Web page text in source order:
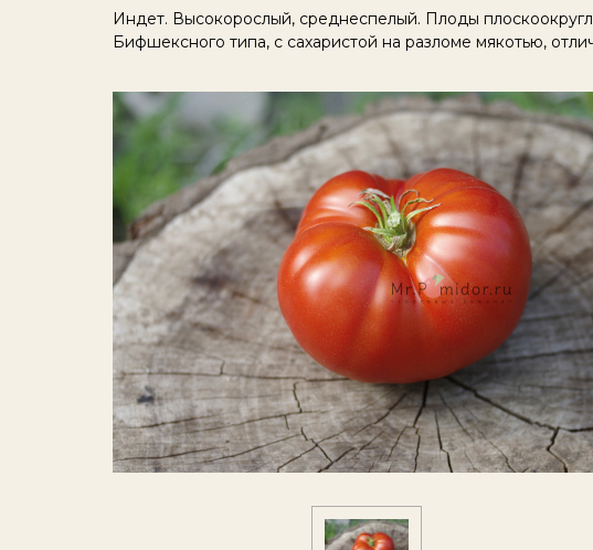
Индет. Высокорослый, среднеспелый. Плоды
Бифшексного типа, с сахаристой на разломе мякотью,